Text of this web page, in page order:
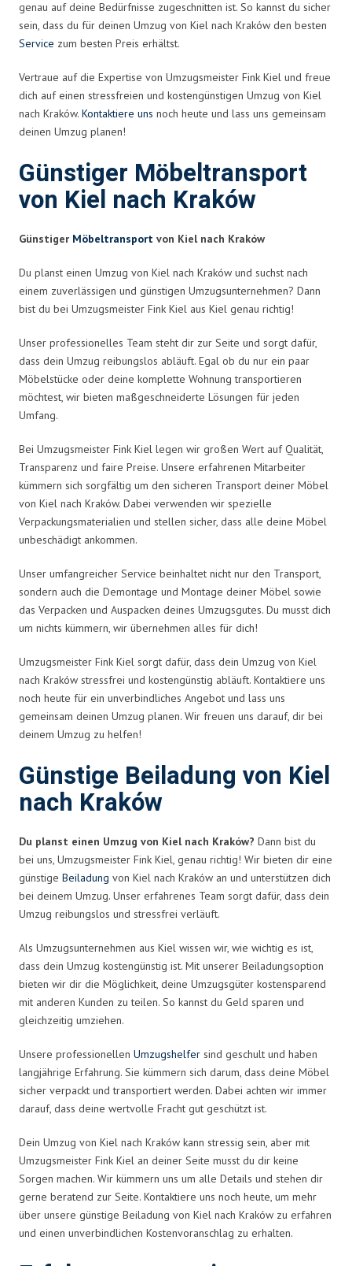
genau auf deine Bedürfnisse zugeschnitten ist. So kannst du sicher
sein, dass du für deinen Umzug von Kiel nach Kraków den besten
Service zum besten Preis erhältst.
Vertraue auf die Expertise von Umzugsmeister Fink Kiel und freue
dich auf einen stressfreien und kostengünstigen Umzug von Kiel
nach Kraków. Kontaktiere uns noch heute und lass uns gemeinsam
deinen Umzug planen!
Günstiger Möbeltransport
von Kiel nach Kraków
Günstiger Möbeltransport von Kiel nach Kraków
Du planst einen Umzug von Kiel nach Kraków und suchst nach
einem zuverlässigen und günstigen Umzugsunternehmen? Dann
bist du bei Umzugsmeister Fink Kiel aus Kiel genau richtig!
Unser professionelles Team steht dir zur Seite und sorgt dafür,
dass dein Umzug reibungslos abläuft. Egal ob du nur ein paar
Möbelstücke oder deine komplette Wohnung transportieren
möchtest, wir bieten maßgeschneiderte Lösungen für jeden
Umfang.
Bei Umzugsmeister Fink Kiel legen wir großen Wert auf Qualität,
Transparenz und faire Preise. Unsere erfahrenen Mitarbeiter
kümmern sich sorgfältig um den sicheren Transport deiner Möbel
von Kiel nach Kraków. Dabei verwenden wir spezielle
Verpackungsmaterialien und stellen sicher, dass alle deine Möbel
unbeschädigt ankommen.
Unser umfangreicher Service beinhaltet nicht nur den Transport,
sondern auch die Demontage und Montage deiner Möbel sowie
das Verpacken und Auspacken deines Umzugsgutes. Du musst dich
um nichts kümmern, wir übernehmen alles für dich!
Umzugsmeister Fink Kiel sorgt dafür, dass dein Umzug von Kiel
nach Kraków stressfrei und kostengünstig abläuft. Kontaktiere uns
noch heute für ein unverbindliches Angebot und lass uns
gemeinsam deinen Umzug planen. Wir freuen uns darauf, dir bei
deinem Umzug zu helfen!
Günstige Beiladung von Kiel
nach Kraków
Du planst einen Umzug von Kiel nach Kraków? Dann bist du
bei uns, Umzugsmeister Fink Kiel, genau richtig! Wir bieten dir eine
günstige Beiladung von Kiel nach Kraków an und unterstützen dich
bei deinem Umzug. Unser erfahrenes Team sorgt dafür, dass dein
Umzug reibungslos und stressfrei verläuft.
Als Umzugsunternehmen aus Kiel wissen wir, wie wichtig es ist,
dass dein Umzug kostengünstig ist. Mit unserer Beiladungsoption
bieten wir dir die Möglichkeit, deine Umzugsgüter kostensparend
mit anderen Kunden zu teilen. So kannst du Geld sparen und
gleichzeitig umziehen.
Unsere professionellen Umzugshelfer sind geschult und haben
langjährige Erfahrung. Sie kümmern sich darum, dass deine Möbel
sicher verpackt und transportiert werden. Dabei achten wir immer
darauf, dass deine wertvolle Fracht gut geschützt ist.
Dein Umzug von Kiel nach Kraków kann stressig sein, aber mit
Umzugsmeister Fink Kiel an deiner Seite musst du dir keine
Sorgen machen. Wir kümmern uns um alle Details und stehen dir
gerne beratend zur Seite. Kontaktiere uns noch heute, um mehr
über unsere günstige Beiladung von Kiel nach Kraków zu erfahren
und einen unverbindlichen Kostenvoranschlag zu erhalten.